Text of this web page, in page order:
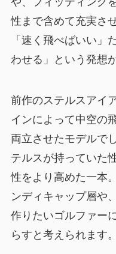
性まで含めて充実さ
「速く飛べばいい」
わせる」という発想
前作のステルスアイ
インによって中空の
両立させたモデルで
テルスが持っていた
性をより高めた一本
ンディキャップ層や
作りたいゴルファー
らすと考えられます。